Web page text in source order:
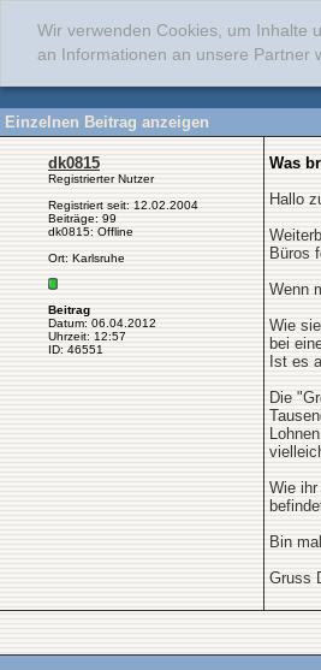
Wir verwenden Cookies, um Inhalte
an Informationen an unsere Partner
Einzelnen Beitrag anzeigen
dk0815
Registrierter Nutzer
Registriert seit: 12.02.2004
Beiträge: 99
dk0815: Offline
Ort: Karlsruhe
Beitrag
Datum: 06.04.2012
Uhrzeit: 12:57
ID: 46551
Was
Hallo
Büros
Wenn
Wie
bei
Ist es
Die
Wie
Bin
Gruss